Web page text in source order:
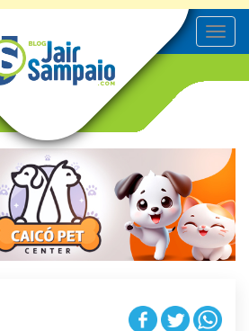
T
o
v
g
t
i
o
n